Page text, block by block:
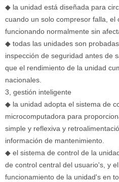
◆ la unidad está diseñada para
cuando un solo compresor falla,
funcionando normalmente sin
◆ todas las unidades son
inspección de seguridad antes de
que el rendimiento de la unidad
nacionales.
3, gestión inteligente
◆ la unidad adopta el sistema de
microcomputadora para
simple y reflexiva y
información de mantenimiento.
◆ el sistema de control de la
de control central del usuario's, y
funcionamiento de la unidad's en